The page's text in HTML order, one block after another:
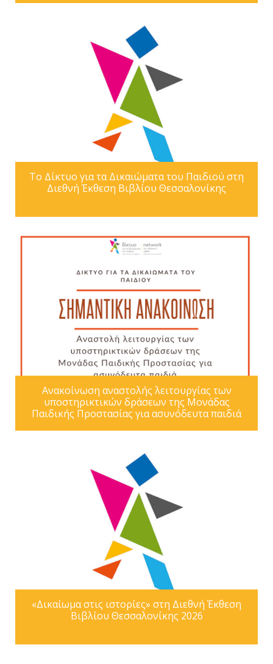
Το Δίκτυο για τα Δικαιώματα του Παιδιού στη
Διεθνή Έκθεση Βιβλίου Θεσσαλονίκης
Ανακοίνωση αναστολής λειτουργίας των
υποστηρικτικών δράσεων της Μονάδας
Παιδικής Προστασίας για ασυνόδευτα παιδιά
«Δικαίωμα στις ιστορίες» στη Διεθνή Έκθεση
Βιβλίου Θεσσαλονίκης 2026